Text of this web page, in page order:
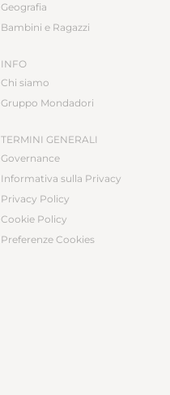
Geografia
Bambini e Ragazzi
INFO
Chi siamo
Gruppo Mondadori
TERMINI GENERALI
Governance
Informativa sulla Privacy
Privacy Policy
Cookie Policy
Preferenze Cookies